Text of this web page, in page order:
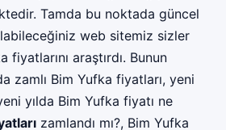
Tamda bu noktada güncel
web sitemiz sizler
araştırdı. Bunun
zamlı Bim Yufka fiyatları, yeni
yılda Bim Yufka fiyatı ne
zamlandı mı?, Bim Yufka